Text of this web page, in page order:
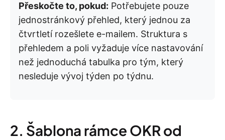
Přeskočte to, pokud: Potřebujete pouze
jednostránkový přehled, který jednou za
čtvrtletí rozešlete e-mailem. Struktura s
přehledem a poli vyžaduje více nastavování
než jednoduchá tabulka pro tým, který
nesleduje vývoj týden po týdnu.
2. Šablona rámce OKR od